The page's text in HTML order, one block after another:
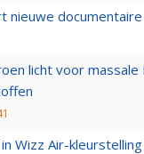
nieuwe
licht voor
Wizz Air-